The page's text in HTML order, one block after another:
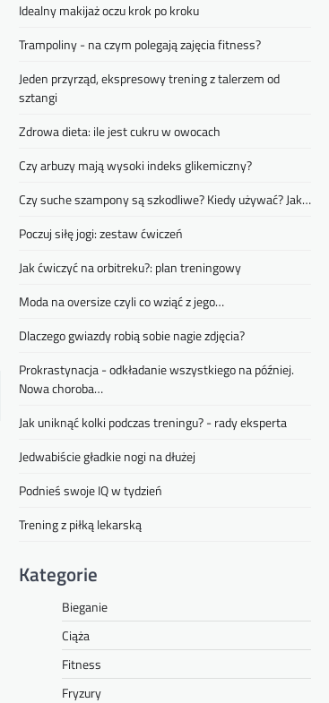
Idealny makijaż oczu krok po kroku
Trampoliny - na czym polegają zajęcia fitness?
Jeden przyrząd, ekspresowy trening z talerzem od
sztangi
Zdrowa dieta: ile jest cukru w owocach
Czy arbuzy mają wysoki indeks glikemiczny?
Czy suche szampony są szkodliwe? Kiedy używać? Jak…
Poczuj siłę jogi: zestaw ćwiczeń
Jak ćwiczyć na orbitreku?: plan treningowy
Moda na oversize czyli co wziąć z jego…
Dlaczego gwiazdy robią sobie nagie zdjęcia?
Prokrastynacja - odkładanie wszystkiego na później.
Nowa choroba…
Jak uniknąć kolki podczas treningu? - rady eksperta
Jedwabiście gładkie nogi na dłużej
Podnieś swoje IQ w tydzień
Trening z piłką lekarską
Kategorie
Bieganie
Ciąża
Fitness
Fryzury